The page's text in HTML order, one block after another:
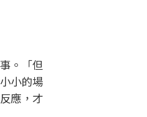
。「但
小的場
應，才